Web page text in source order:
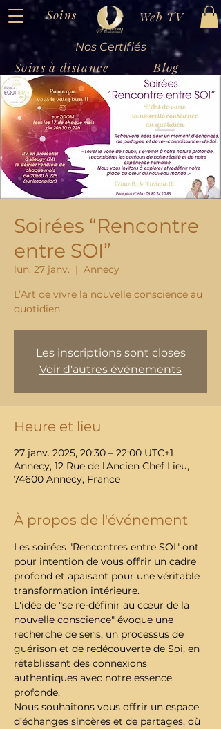
Soins Web TV
Soins à distance Blog
Nos Certifiés
Soirées “Rencontre
entre SOI”
lun. 27 janv.
  |
Annecy
L’Art de vivre la nouvelle conscience au
Les inscriptions sont closes
Voir d'autres événements
Heure et lieu
27 janv. 2025, 20:30 – 22:00 UTC+1
Annecy, 12 Rue de l'Ancien Chef Lieu,
74600 Annecy, France
À propos de l'événement
Les soirées "Rencontres entre SOI" ont
pour intention de vous offrir un cadre
profond et apaisant pour une véritable
transformation intérieure.
L'idée de "se re-définir au cœur de la
nouvelle conscience" évoque une
recherche de sens, un processus de
guérison et de redécouverte de Soi, en
rétablissant des connexions
authentiques avec notre essence
profonde.
Nous souhaitons vous offrir un espace
d’échanges sincères et de partages, où